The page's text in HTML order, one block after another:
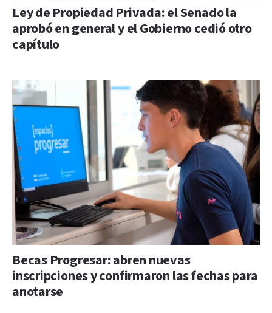
Ley de Propiedad Privada: el Senado la
aprobó en general y el Gobierno cedió otro
capítulo
Becas Progresar: abren nuevas
inscripciones y confirmaron las fechas para
anotarse